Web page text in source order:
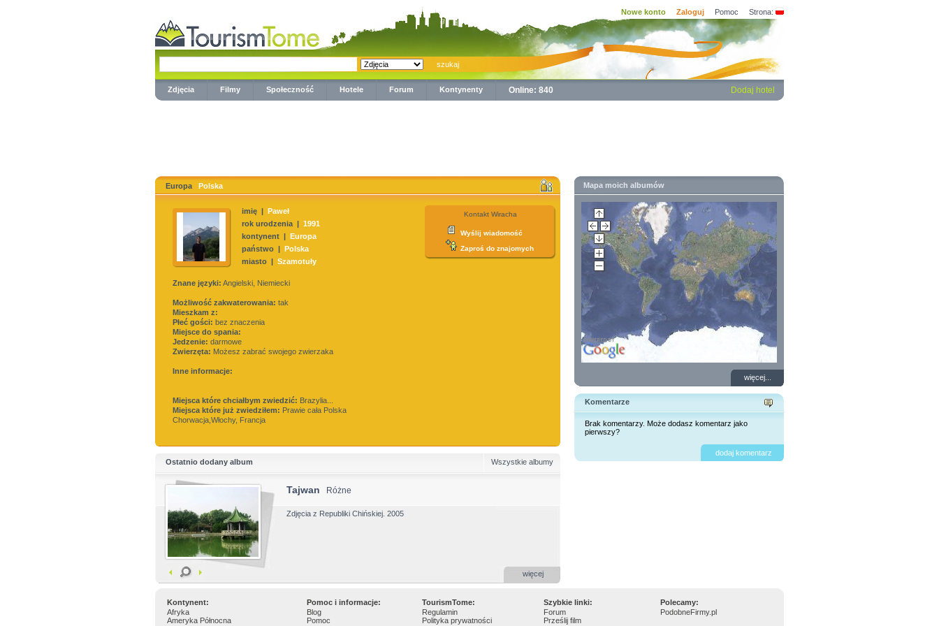
Nowe konto Zaloguj Pomoc Strona:
Zdjęcia Filmy Społeczność Hotele Forum Kontynenty Online: 840 Dodaj hotel
Europa Polska
Kontakt Wiracha
Wyślij wiadomość
Zaproś do znajomych
imię | Paweł
rok urodzenia | 1991
kontynent | Europa
państwo | Polska
miasto | Szamotuły
Znane języki: Angielski, Niemiecki
Możliwość zakwaterowania: tak
Mieszkam z:
Płeć gości: bez znaczenia
Miejsce do spania:
Jedzenie: darmowe
Zwierzęta: Możesz zabrać swojego zwierzaka
Inne informacje:
Miejsca które chciałbym zwiedzić: Brazylia...
Miejsca które już zwiedziłem: Prawie cała Polska
Chorwacja,Włochy, Francja
Ostatnio dodany album Wszystkie albumy
Tajwan Różne
Zdjęcia z Republiki Chińskiej. 2005
więcej
Mapa moich albumów
więcej...
Komentarze
Brak komentarzy. Może dodasz komentarz jako
pierwszy?
dodaj komentarz
Kontynent: Pomoc i informacje: TourismTome: Szybkie linki:
Polecamy:
Afryka
Ameryka Północna
Blog
Pomoc
Regulamin
Polityka prywatności
Forum
Prześlij film
PodobneFirmy.pl